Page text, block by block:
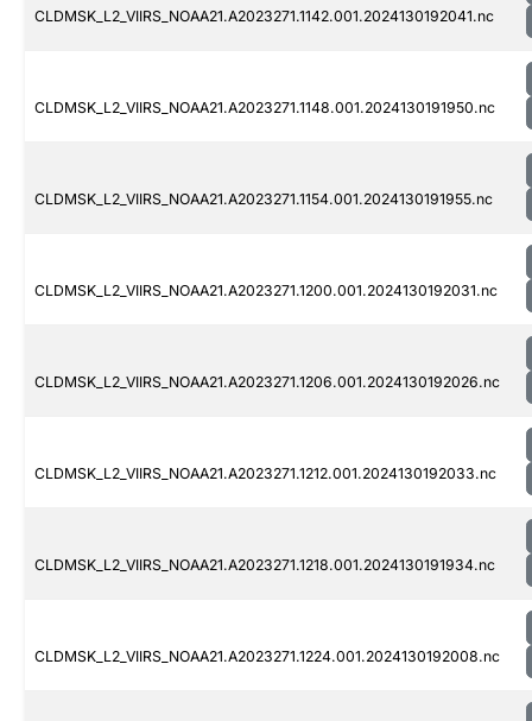
CLDMSK_L2_VIIRS_NOAA21.A2023271.1142.001.2024130192041.nc
CLDMSK_L2_VIIRS_NOAA21.A2023271.1148.001.2024130191950.nc
CLDMSK_L2_VIIRS_NOAA21.A2023271.1154.001.2024130191955.nc
CLDMSK_L2_VIIRS_NOAA21.A2023271.1200.001.2024130192031.nc
CLDMSK_L2_VIIRS_NOAA21.A2023271.1206.001.2024130192026.nc
CLDMSK_L2_VIIRS_NOAA21.A2023271.1212.001.2024130192033.nc
CLDMSK_L2_VIIRS_NOAA21.A2023271.1218.001.2024130191934.nc
CLDMSK_L2_VIIRS_NOAA21.A2023271.1224.001.2024130192008.nc